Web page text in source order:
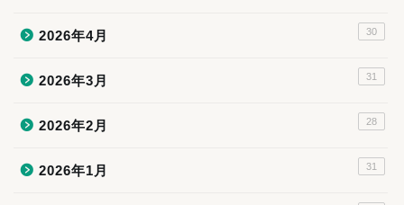
2026年4月 30
2026年3月 31
2026年2月 28
2026年1月 31